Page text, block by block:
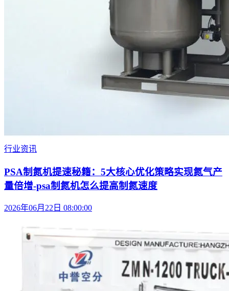
行业资讯
PSA制氮机提速秘籍：5大核心优化策略实现氮气产
量倍增-psa制氮机怎么提高制氮速度
2026年06月22日 08:00:00